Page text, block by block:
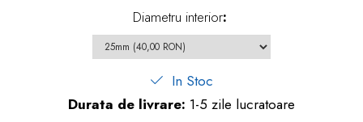
Diametru interior:
In Stoc
Durata de livrare: 1-5 zile lucratoare